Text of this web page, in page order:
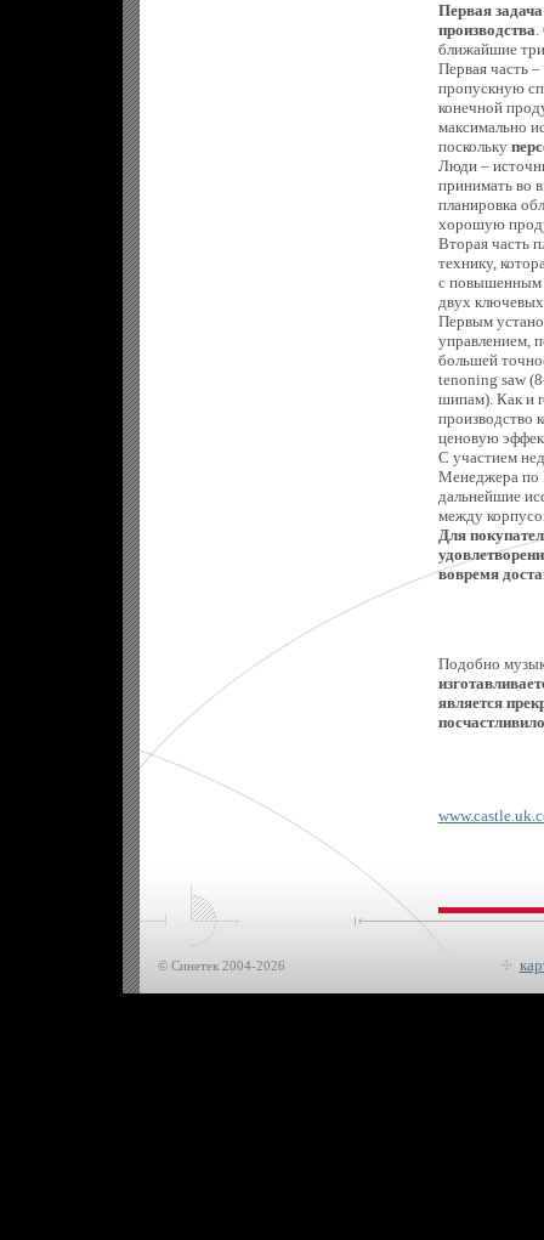
Первая
производства.
ближайшие
Первая часть
пропускную
конечной
максимально
поскольку
Люди –
принимать во
планировка
хорошую
Вторая часть
технику,
с повышенным
двух
Первым
управлением,
большей
tenoning saw
шипам). Как и
производство
ценовую
С участием
Менеджера по
дальнейшие
между
Для
вовремя
Подобно
является
© Синетек 2004-2026